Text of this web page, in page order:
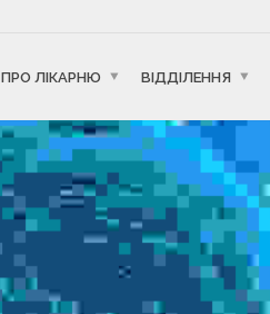
ПРО ЛІКАРНЮ ВІДДІЛЕННЯ